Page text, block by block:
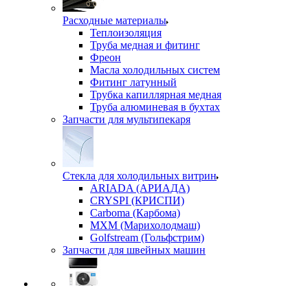
Расходные материалы
Теплоизоляция
Труба медная и фитинг
Фреон
Масла холодильных систем
Фитинг латунный
Трубка капиллярная медная
Труба алюминевая в бухтах
Запчасти для мультипекаря
Стекла для холодильных витрин
ARIADA (АРИАДА)
CRYSPI (КРИСПИ)
Carboma (Карбома)
MXM (Марихолодмаш)
Golfstream (Гольфстрим)
Запчасти для швейных машин